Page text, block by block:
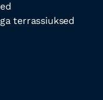
terrassiuksed